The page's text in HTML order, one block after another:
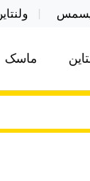
ماسک
کریسمس
ماسک